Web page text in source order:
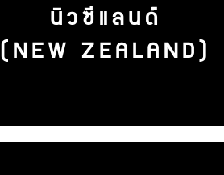
นิวซีแลนด์
(NEW ZEALAND)